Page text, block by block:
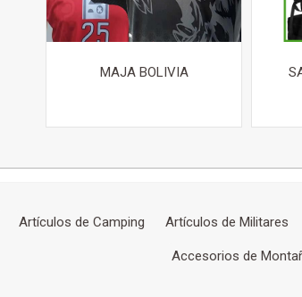
MAJA BOLIVIA
Artículos de Camping Artículos de Militares
Accesorios de